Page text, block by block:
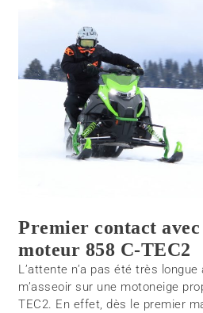
Premier contact avec
moteur 858 C-TEC2
L’attente n’a pas été très
m’asseoir sur une motoneige
TEC2. En effet, dès le premier